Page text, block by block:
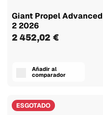
Giant Propel Advanced
2 2026
2 452,02 €
Añadir al
comparador
ESGOTADO